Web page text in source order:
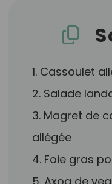
1. Cassoulet
2. Salade
3. Magret de
allégée
4. Foie gras